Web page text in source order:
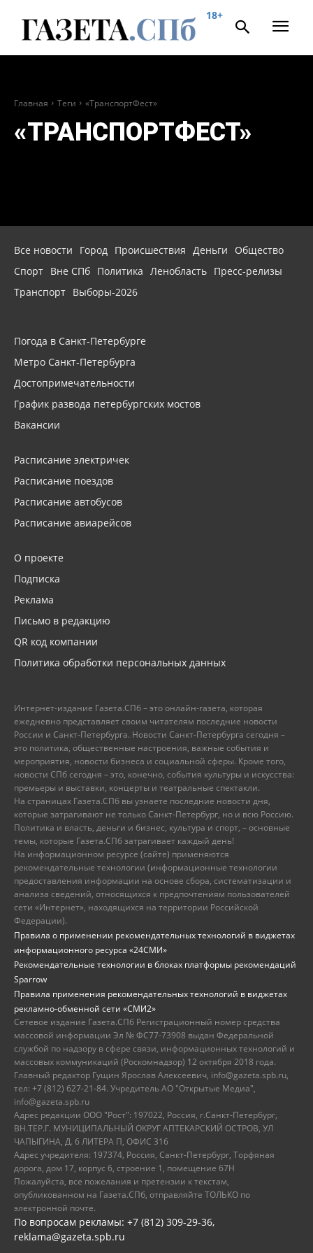
18+
Главная Теги «ТранспортФест»
«ТРАНСПОРТФЕСТ»
Все новости Город Происшествия Деньги
Общество
Спорт Вне СПб Политика Ленобласть Пресс-релизы
Транспорт Выборы-2026
Погода в Санкт-Петербурге
Метро Санкт-Петербурга
Достопримечательности
График развода петербургских мостов
Вакансии
Расписание электричек
Расписание поездов
Расписание автобусов
Расписание авиарейсов
О проекте
Подписка
Реклама
Письмо в редакцию
QR код компании
Политика обработки персональных данных
Интернет-издание Газета.СПб – это онлайн-газета, которая
ежедневно представляет своим читателям последние новости
России и Санкт-Петербурга. Новости Санкт-Петербурга сегодня –
это политика, общественные настроения, важные события и
мероприятия, новости бизнеса и социальной сферы. Кроме того,
новости СПб сегодня – это, конечно, события культуры и искусства:
премьеры и выставки, концерты и театральные спектакли.
На страницах Газета.СПб вы узнаете последние новости дня,
которые затрагивают не только Санкт-Петербург, но и всю Россию.
Политика и власть, деньги и бизнес, культура и спорт, – основные
темы, которые Газета.СПб затрагивает каждый день!
На информационном ресурсе (сайте) применяются
рекомендательные технологии (информационные технологии
предоставления информации на основе сбора, систематизации и
анализа сведений, относящихся к предпочтениям пользователей
сети «Интернет», находящихся на территории Российской
Федерации).
Правила о применении рекомендательных технологий в виджетах
информационного ресурса «24СМИ»
Рекомендательные технологии в блоках платформы рекомендаций
Sparrow
Правила применения рекомендательных технологий в виджетах
рекламно-обменной сети «СМИ2»
Сетевое издание Газета.СПб Регистрационный номер средства
массовой информации Эл № ФС77-73908 выдан Федеральной
службой по надзору в сфере связи, информационных технологий и
массовых коммуникаций (Роскомнадзор) 12 октября 2018 года.
Главный редактор Гущин Ярослав Алексеевич, info@gazeta.spb.ru,
тел: +7 (812) 627-21-84. Учредитель АО "Открытые Медиа",
info@gazeta.spb.ru
Адрес редакции ООО "Рост": 197022, Россия, г.Санкт-Петербург,
ВН.ТЕР.Г. МУНИЦИПАЛЬНЫЙ ОКРУГ АПТЕКАРСКИЙ ОСТРОВ, УЛ
ЧАПЫГИНА, Д. 6 ЛИТЕРА П, ОФИС 316
Адрес учредителя: 197374, Россия, Санкт-Петербург, Торфяная
дорога, дом 17, корпус 6, строение 1, помещение 67Н
Пожалуйста, все пожелания и претензии к текстам,
опубликованном на Газета.СПб, отправляйте ТОЛЬКО по
электронной почте.
По вопросам рекламы: +7 (812) 309-29-36,
reklama@gazeta.spb.ru